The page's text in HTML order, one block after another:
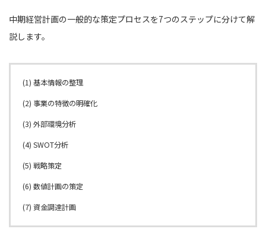
中期経営計画の一般的な策定プロセスを7つのステップに分けて解
説します。
(1) 基本情報の整理
(2) 事業の特徴の明確化
(3) 外部環境分析
(4) SWOT分析
(5) 戦略策定
(6) 数値計画の策定
(7) 資金調達計画